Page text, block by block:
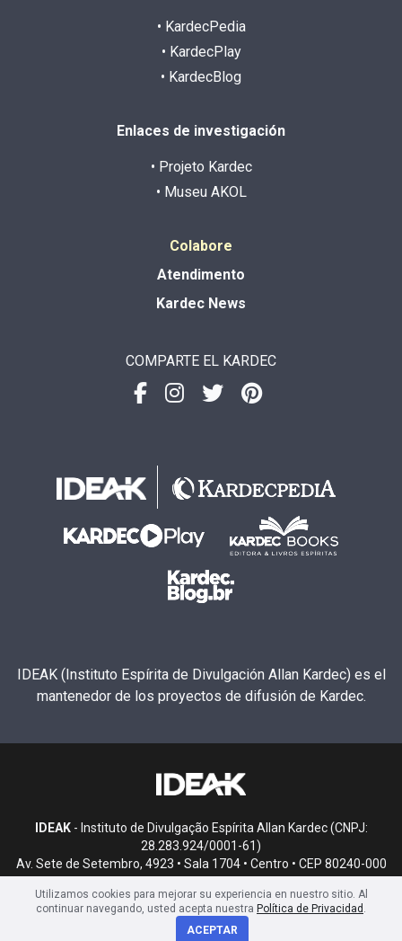
• KardecPedia
• KardecPlay
• KardecBlog
Enlaces de investigación
• Projeto Kardec
• Museu AKOL
Colabore
Atendimento
Kardec News
COMPARTE EL KARDEC
IDEAK (Instituto Espírita de Divulgación Allan Kardec) es el
mantenedor de los proyectos de difusión de Kardec.
IDEAK- Instituto de Divulgação Espírita Allan Kardec (CNPJ:
28.283.924/0001-61)
Av. Sete de Setembro, 4923 • Sala 1704 • Centro • CEP 80240-000
Utilizamos cookies para mejorar su experiencia en nuestro sitio. Al
continuar navegando, usted acepta nuestra Política de Privacidad .
ACEPTAR